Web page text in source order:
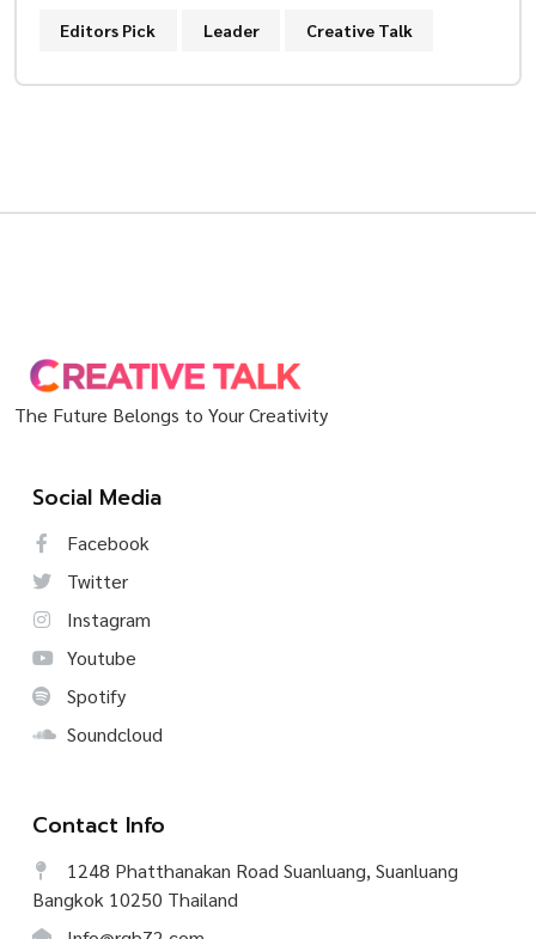
Editors Pick Leader Creative Talk
The Future Belongs to Your Creativity
Social Media
Facebook
Twitter
Instagram
Youtube
Spotify
Soundcloud
Contact Info
1248 Phatthanakan Road Suanluang, Suanluang
Bangkok 10250 Thailand